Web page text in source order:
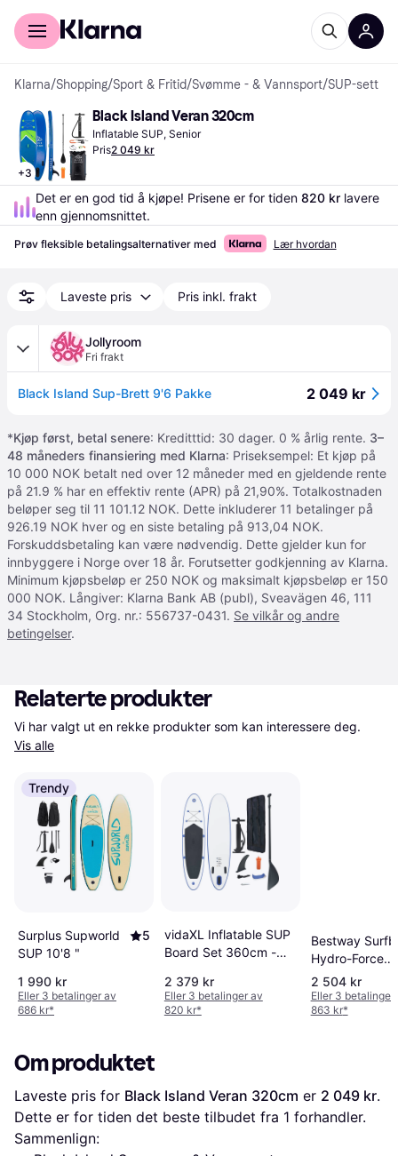
For kunder
Klarna/Shopping/Sport & Fritid/Svømme - & Vannsport/SUP-sett
+3
Black Island Veran 320cm
Inflatable SUP, Senior
Pris2 049 kr
Det er en god tid å kjøpe! Prisene er for tiden 820 kr lavere
enn gjennomsnittet.
Prøv fleksible betalingsalternativer med Lær hvordan
Laveste pris Pris inkl. frakt
Jollyroom
Fri frakt
Black Island Sup-Brett 9'6 Pakke 2 049 kr
*Kjøp først, betal senere: Kreditttid: 30 dager. 0 % årlig rente. 3–
48 måneders finansiering med Klarna: Priseksempel: Et kjøp på
10 000 NOK betalt ned over 12 måneder med en gjeldende rente
på 21.9 % har en effektiv rente (APR) på 21,90%. Totalkostnaden
beløper seg til 11 101.12 NOK. Dette inkluderer 11 betalinger på
926.19 NOK hver og en siste betaling på 913,04 NOK.
Forskuddsbetaling kan være nødvendig. Dette gjelder kun for
innbyggere i Norge over 18 år. Forutsetter godkjenning av Klarna.
Minimum kjøpsbeløp er 250 NOK og maksimalt kjøpsbeløp er 150
000 NOK. Långiver: Klarna Bank AB (publ), Sveavägen 46, 111
34 Stockholm, Org. nr.: 556737-0431. Se vilkår og andre
betingelser.
Relaterte produkter
Vis alle
Trendy
Surplus Supworld
SUP 10'8 "
5
1 990 kr
Eller 3 betalinger av
686 kr*
vidaXL Inflatable SUP
Board Set 360cm -
2 379 kr
Eller 3 betalinger av
820 kr*
Bestway
Hydro-Force
243x57x7 cm
2 504 kr
Eller 3 betalinger
863 kr*
Om produktet
Laveste pris for Black Island Veran 320cm er 2 049 kr.
Dette er for tiden det beste tilbudet fra 1 forhandler.
Sammenlign: